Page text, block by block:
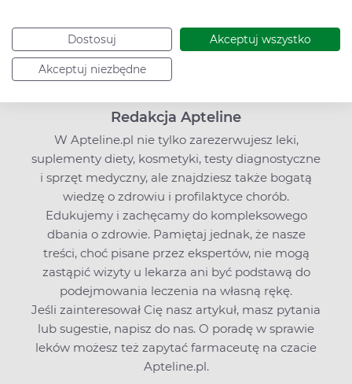
Dostosuj Akceptuj wszystko
Akceptuj niezbędne
Redakcja Apteline
W Apteline.pl nie tylko zarezerwujesz leki,
suplementy diety, kosmetyki, testy diagnostyczne
i sprzęt medyczny, ale znajdziesz także bogatą
wiedzę o zdrowiu i profilaktyce chorób.
Edukujemy i zachęcamy do kompleksowego
dbania o zdrowie. Pamiętaj jednak, że nasze
treści, choć pisane przez ekspertów, nie mogą
zastąpić wizyty u lekarza ani być podstawą do
podejmowania leczenia na własną rękę.
Jeśli zainteresował Cię nasz artykuł, masz pytania
lub sugestie, napisz do nas. O poradę w sprawie
leków możesz też zapytać farmaceutę na czacie
Apteline.pl.